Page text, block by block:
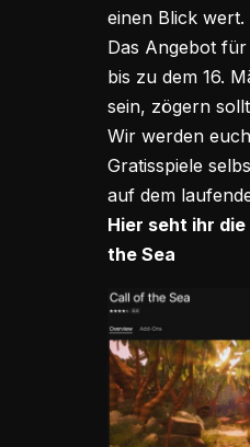
einen Blick wert.
Das Angebot
bis zu dem 16.
sein, zögern
Wir werden
Gratisspiele
auf dem
Hier seht ihr
the Sea